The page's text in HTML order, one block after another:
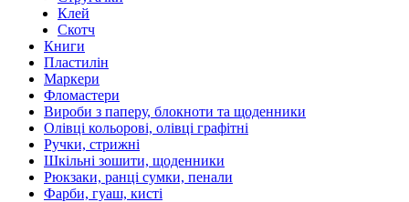
Клей
Скотч
Книги
Пластилін
Маркери
Фломастери
Вироби з паперу, блокноти та щоденники
Олівці кольорові, олівці графітні
Ручки, стрижні
Шкільні зошити, щоденники
Рюкзаки, ранці сумки, пенали
Фарби, гуаш, кисті